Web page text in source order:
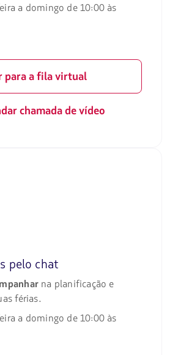
a domingo de 10:00 às
para a fila virtual
chamada de vídeo
pelo chat
na planificação e
férias.
a domingo de 10:00 às